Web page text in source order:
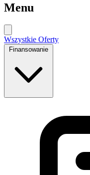
Menu
Wszystkie Oferty
Finansowanie